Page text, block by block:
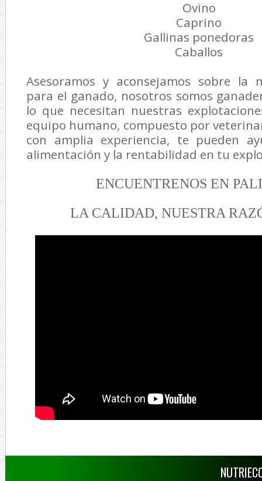
Ovino
Caprino
Gallinas ponedoras
Caballos
Asesoramos y aconsejamos sobre la
para el ganado, nosotros somos
lo que necesitan nuestras
equipo humano, compuesto por
con amplia experiencia, te pueden
alimentación y la rentabilidad en tu
ENCUENTRENOS EN
LA CALIDAD, NUESTRA